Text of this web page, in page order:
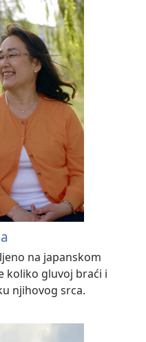
na japanskom
koliko gluvoj braći i
njihovog srca.